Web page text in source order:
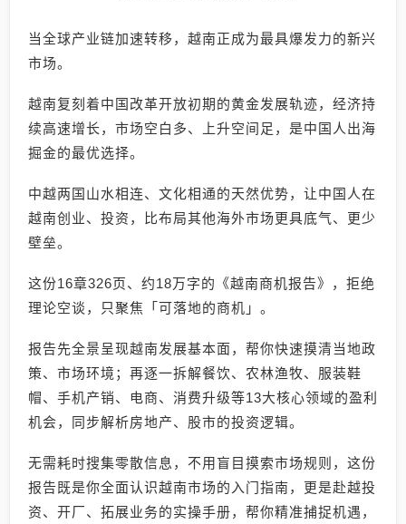
当全球产业链加速转移，越南正成为最具爆发力的新兴
市场。
越南复刻着中国改革开放初期的黄金发展轨迹，经济持
续高速增长，市场空白多、上升空间足，是中国人出海
掘金的最优选择。
中越两国山水相连、文化相通的天然优势，让中国人在
越南创业、投资，比布局其他海外市场更具底气、更少
壁垒。
这份16章326页、约18万字的《越南商机报告》，拒绝
理论空谈，只聚焦「可落地的商机」。
报告先全景呈现越南发展基本面，帮你快速摸清当地政
策、市场环境；再逐一拆解餐饮、农林渔牧、服装鞋
帽、手机产销、电商、消费升级等13大核心领域的盈利
机会，同步解析房地产、股市的投资逻辑。
无需耗时搜集零散信息，不用盲目摸索市场规则，这份
报告既是你全面认识越南市场的入门指南，更是赴越投
资、开厂、拓展业务的实操手册，帮你精准捕捉机遇，